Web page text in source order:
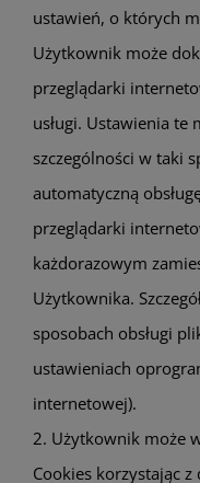
ustawień, o których
Użytkownik może
przeglądarki
usługi. Ustawienia te
szczególności w taki
automatyczną
przeglądarki
każdorazowym
Użytkownika.
sposobach obsługi
ustawieniach
internetowej).
2. Użytkownik może
Cookies korzystając